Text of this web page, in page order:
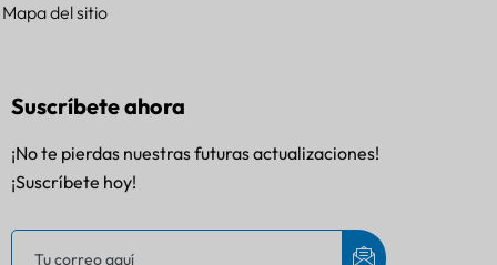
Mapa del sitio
Suscríbete ahora
¡No te pierdas nuestras futuras actualizaciones!
¡Suscríbete hoy!